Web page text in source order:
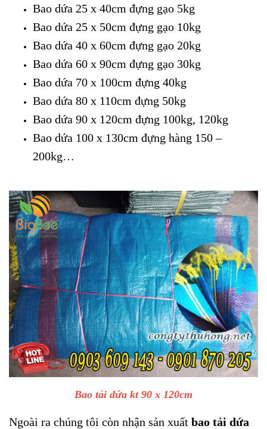
Bao dứa 25 x 40cm đựng gạo 5kg
Bao dứa 25 x 50cm đựng gạo 10kg
Bao dứa 40 x 60cm đựng gạo 20kg
Bao dứa 60 x 90cm đựng gạo 30kg
Bao dứa 70 x 100cm đựng 40kg
Bao dứa 80 x 110cm đựng 50kg
Bao dứa 90 x 120cm đựng 100kg, 120kg
Bao dứa 100 x 130cm đựng hàng 150 –
200kg…
Bao tải dứa kt 90 x 120cm
Ngoài ra chúng tôi còn nhận sản xuất bao tải dứa